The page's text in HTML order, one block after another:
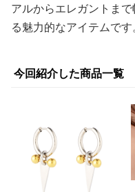
アルからエレガントま
る魅力的なアイテムです。
今回紹介した商品一覧